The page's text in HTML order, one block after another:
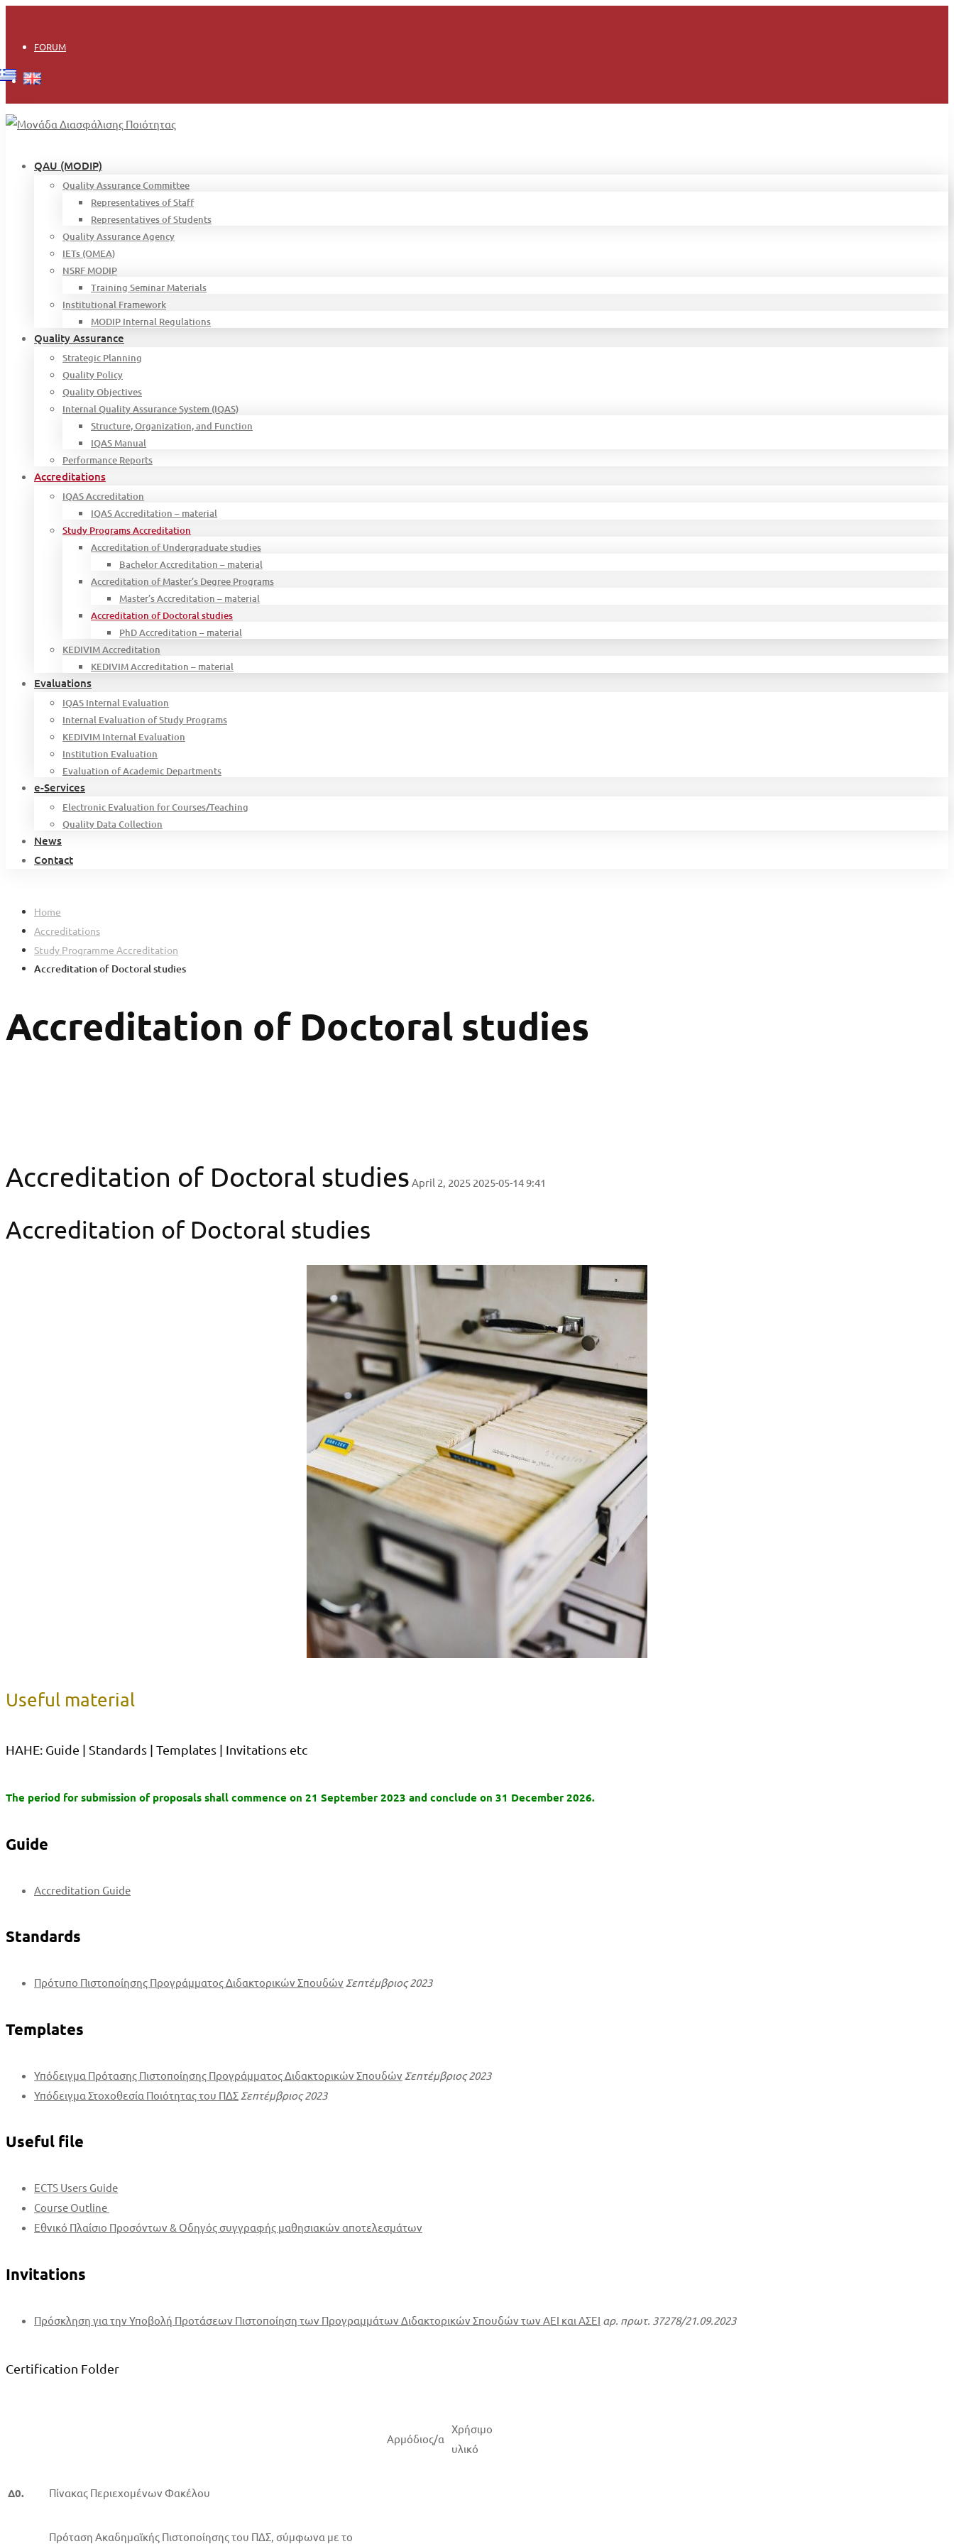
FORUM
QAU (MODIP)
Quality Assurance Committee
Representatives of Staff
Representatives of Students
Quality Assurance Agency
IETs (OMEA)
NSRF MODIP
Training Seminar Materials
Institutional Framework
MODIP Internal Regulations
Quality Assurance
Strategic Planning
Quality Policy
Quality Objectives
Internal Quality Assurance System (IQAS)
Structure, Organization, and Function
IQAS Manual
Performance Reports
Accreditations
IQAS Accreditation
IQAS Accreditation – material
Study Programs Accreditation
Accreditation of Undergraduate studies
Bachelor Accreditation – material
Accreditation of Master’s Degree Programs
Master’s Accreditation – material
Accreditation of Doctoral studies
PhD Accreditation – material
KEDIVIM Accreditation
KEDIVIM Accreditation – material
Evaluations
IQAS Internal Evaluation
Internal Evaluation of Study Programs
KEDIVIM Internal Evaluation
Institution Evaluation
Evaluation of Academic Departments
e-Services
Electronic Evaluation for Courses/Teaching
Quality Data Collection
News
Contact
Home
Accreditations
Study Programme Accreditation
Accreditation of Doctoral studies
Accreditation of Doctoral studies
Accreditation of Doctoral studies April 2, 2025 2025-05-14 9:41
Accreditation of Doctoral studies
Useful material
HAHE: Guide | Standards | Templates | Invitations etc
The period for submission of proposals shall commence on 21 September 2023 and conclude on 31 December 2026.
Guide
Accreditation Guide
Standards
Πρότυπο Πιστοποίησης Προγράμματος Διδακτορικών Σπουδών Σεπτέμβριος 2023
Templates
Υπόδειγμα Πρότασης Πιστοποίησης Προγράμματος Διδακτορικών Σπουδών Σεπτέμβριος 2023
Υπόδειγμα Στοχοθεσία Ποιότητας του ΠΔΣ Σεπτέμβριος 2023
Useful file
ECTS Users Guide
Course Outline
Εθνικό Πλαίσιο Προσόντων & Οδηγός συγγραφής μαθησιακών αποτελεσμάτων
Invitations
Πρόσκληση για την Υποβολή Προτάσεων Πιστοποίηση των Προγραμμάτων Διδακτορικών Σπουδών των ΑΕΙ και ΑΣΕΙ αρ. πρωτ. 37278/21.09.2023
Certification Folder
Αρμόδιος/α
Χρήσιμο
υλικό
Δ0. Πίνακας Περιεχομένων Φακέλου
Πρόταση Ακαδημαϊκής Πιστοποίησης του ΠΔΣ, σύμφωνα με το